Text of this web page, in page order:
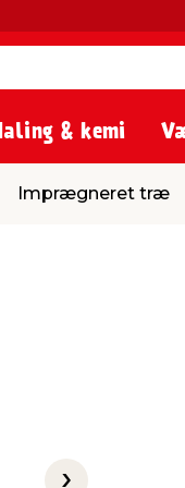
& kemi
træ
Imprægneret træ